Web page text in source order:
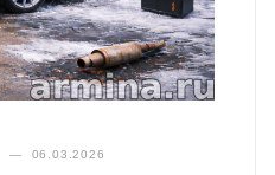
— 06.03.2026